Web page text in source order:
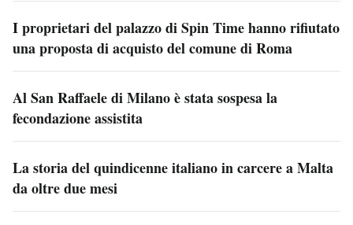
I proprietari del palazzo di Spin Time hanno rifiutato
una proposta di acquisto del comune di Roma
Al San Raffaele di Milano è stata sospesa la
fecondazione assistita
La storia del quindicenne italiano in carcere a Malta
da oltre due mesi